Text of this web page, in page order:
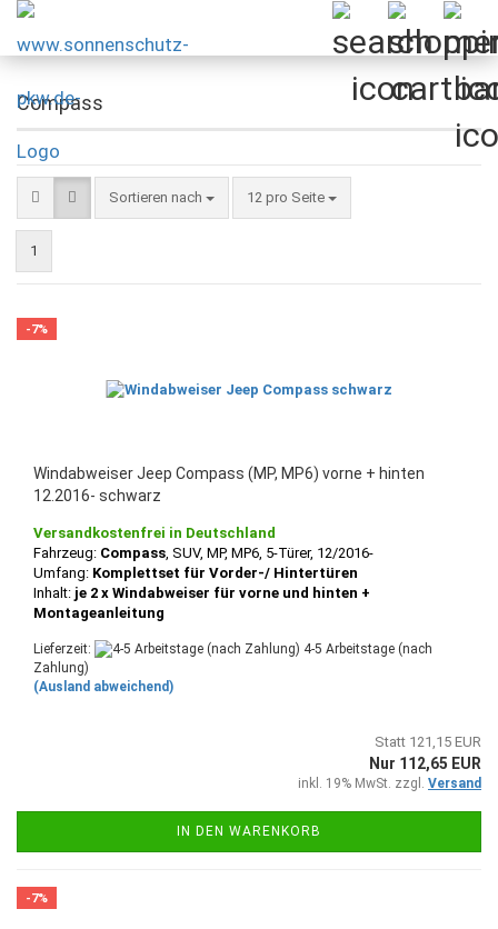
Compass
Sortieren nach
Sortieren nach 12 pro Seite
pro Seite
1
-7%
Windabweiser Jeep Compass (MP, MP6) vorne + hinten
12.2016- schwarz
Versandkostenfrei in Deutschland
Fahrzeug: Compass, SUV, MP, MP6, 5-Türer, 12/2016-
Umfang: Komplettset für Vorder-/ Hintertüren
Inhalt: je 2 x Windabweiser für vorne und hinten +
Montageanleitung
Lieferzeit:
4-5 Arbeitstage (nach
Zahlung)
(Ausland abweichend)
Statt 121,15 EUR
Nur 112,65 EUR
inkl. 19% MwSt. zzgl. Versand
IN DEN WARENKORB
-7%